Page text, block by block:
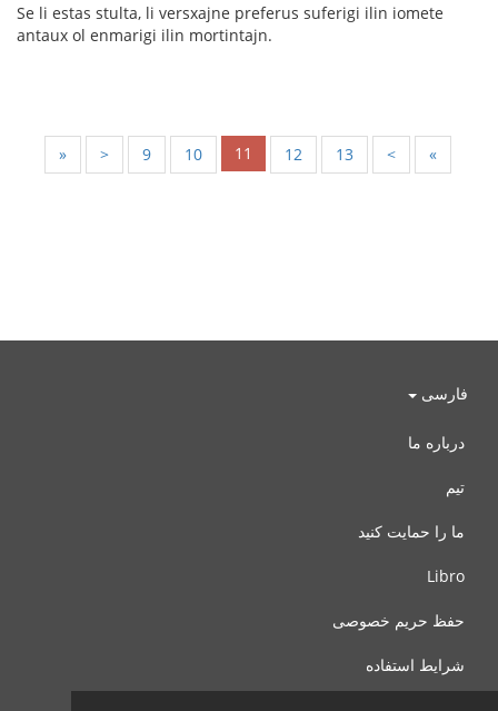
Se li estas stulta, li versxajne preferus suferigi ilin iomete
antaux ol enmarigi ilin mortintajn.
« < 9 10 11 12 13 > »
فارسی
درباره ما
تیم
ما را حمایت کنید
Libro
حفظ حریم خصوصی
شرایط استفاده